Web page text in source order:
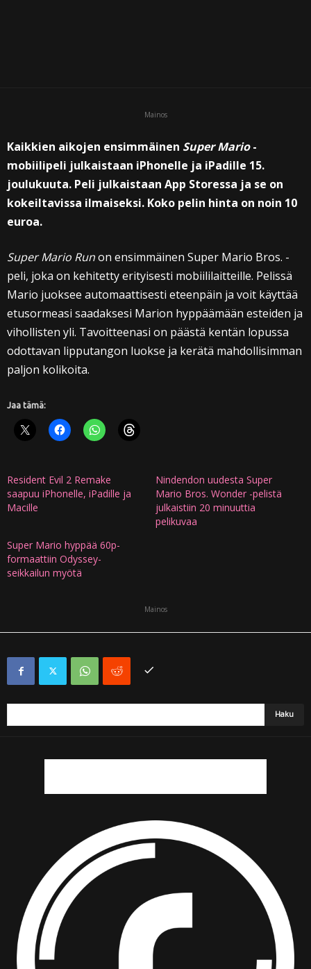
Mainos
Kaikkien aikojen ensimmäinen Super Mario-
mobiilipeli julkaistaan iPhonelle ja iPadille 15.
joulukuuta. Peli julkaistaan App Storessa ja se on
kokeiltavissa ilmaiseksi. Koko pelin hinta on noin 10
euroa.
Super Mario Runon ensimmäinen Super Mario Bros. -
peli, joka on kehitetty erityisesti mobiililaitteille. Pelissä
Mario juoksee automaattisesti eteenpäin ja voit käyttää
etusormeasi saadaksesi Marion hyppäämään esteiden ja
vihollisten yli. Tavoitteenasi on päästä kentän lopussa
odottavan lipputangon luokse ja kerätä mahdollisimman
paljon kolikoita.
Jaa tämä:
Resident Evil 2 Remake
saapuu iPhonelle, iPadille ja
Macille
Nindendon uudesta Super
Mario Bros. Wonder -pelistä
julkaistiin 20 minuuttia
pelikuvaa
Super Mario hyppää 60p-
formaattiin Odyssey-
seikkailun myötä
Mainos